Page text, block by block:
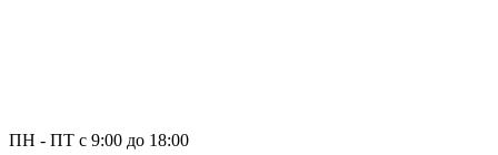
ПН - ПТ с 9:00 до 18:00